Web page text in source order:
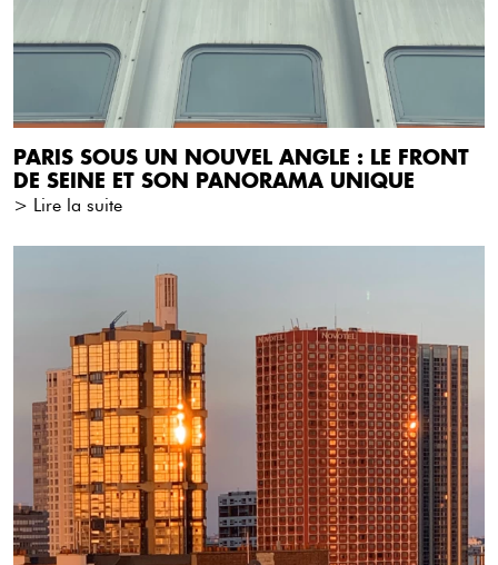
PARIS SOUS UN NOUVEL ANGLE : LE FRONT
DE SEINE ET SON PANORAMA UNIQUE
> Lire la suite